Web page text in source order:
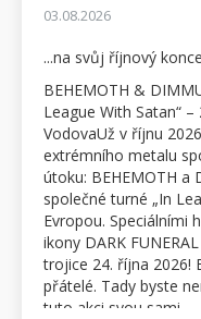
03.08.2026
...na svůj říjnový
BEHEMOTH &
League With Satan“
VodovaUž v říjnu
extrémního metalu
útoku: BEHEMOTH a
společné turné „In
Evropou. Speciálními
ikony DARK
trojice 24. října 2026!
přátelé. Tady byste
tuto akci svou sami ...